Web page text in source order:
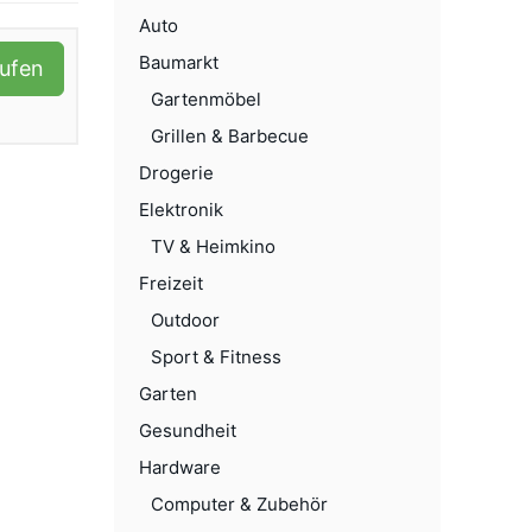
Auto
Baumarkt
Gartenmöbel
Grillen & Barbecue
Drogerie
Elektronik
TV & Heimkino
Freizeit
Outdoor
Sport & Fitness
Garten
Gesundheit
Hardware
Computer & Zubehör